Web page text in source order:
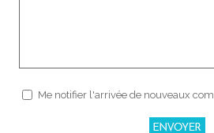
Me notifier l'arrivée de nouveaux